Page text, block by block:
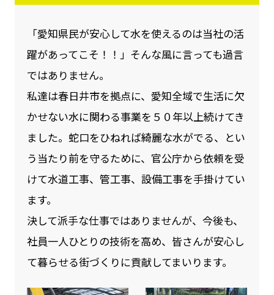
「愛知県民が安心して水を使えるのは当社の活
躍があってこそ！！」そんな風に言っても過言
ではありません。
私達は春日井市を拠点に、愛知全域で生活に欠
かせない水に関わる事業を５０年以上続けてき
ました。蛇口をひねれば綺麗な水がでる、とい
う当たり前を守るために、官公庁から依頼を受
けて水道工事、管工事、設備工事を手掛けてい
ます。
決して派手な仕事ではありませんが、今後も、
社員一人ひとりの技術を高め、皆さんが安心し
て暮らせる街づくりに貢献してまいります。